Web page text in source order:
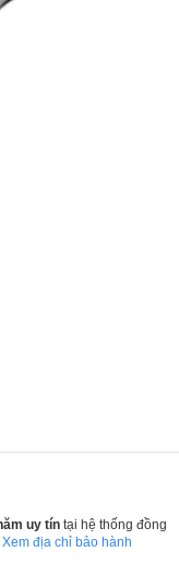
uy tín tại hệ thống đồng
Xem địa chỉ bảo hành